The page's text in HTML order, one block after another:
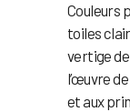
Couleurs
toiles
vertige
l’œuvre
et aux